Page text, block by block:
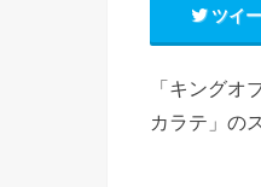
ツイ
「キングオ
カラテ」の